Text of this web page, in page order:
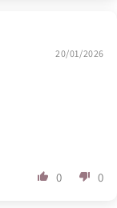
20/01/2026
0 0